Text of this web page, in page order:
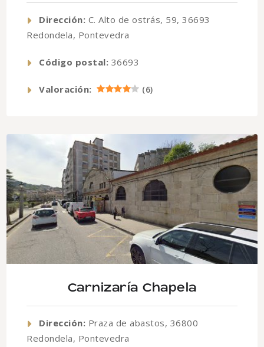
Dirección: C. Alto de ostrás, 59, 36693
Redondela, Pontevedra
Código postal: 36693
Valoración: (6)
Carnizaría Chapela
Dirección: Praza de abastos, 36800
Redondela, Pontevedra